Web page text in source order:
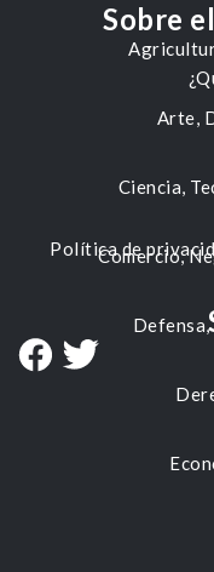
Arte,
Ciencia,
Comercio,
Sobre
Política de